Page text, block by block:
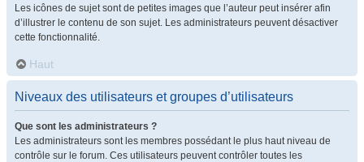
Les icônes de sujet sont de petites images que l’auteur peut insérer afin
d’illustrer le contenu de son sujet. Les administrateurs peuvent désactiver
cette fonctionnalité.
Haut
Niveaux des utilisateurs et groupes d’utilisateurs
Que sont les administrateurs ?
Les administrateurs sont les membres possédant le plus haut niveau de
contrôle sur le forum. Ces utilisateurs peuvent contrôler toutes les